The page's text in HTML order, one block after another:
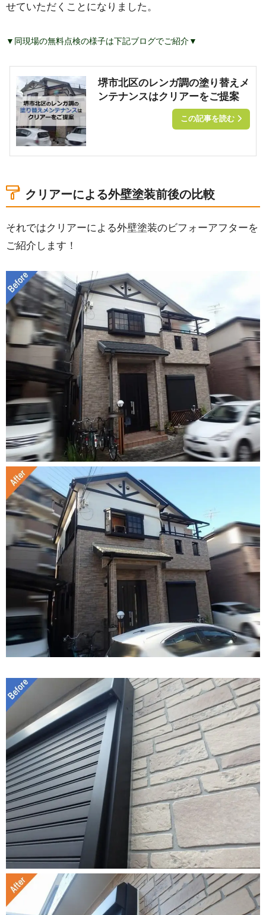
せていただくことになりました。
▼同現場の無料点検の様子は下記ブログでご紹介▼
堺市北区のレンガ調の塗り替えメ
ンテナンスはクリアーをご提案
この記事を読む
クリアーによる外壁塗装前後の比較
それではクリアーによる外壁塗装のビフォーアフターを
ご紹介します！